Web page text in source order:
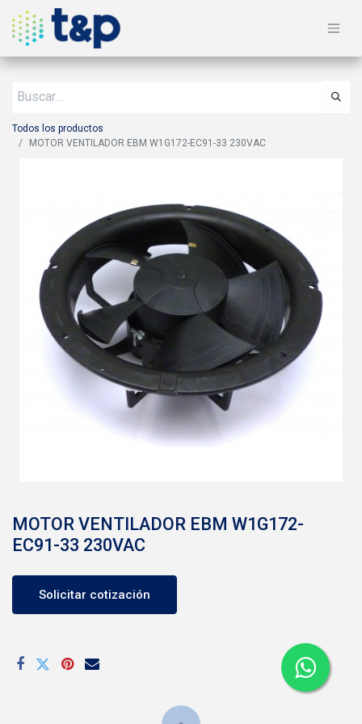
Todos los productos
MOTOR VENTILADOR EBM W1G172-EC91-33 230VAC
MOTOR VENTILADOR EBM W1G172-
EC91-33 230VAC
Solicitar cotización